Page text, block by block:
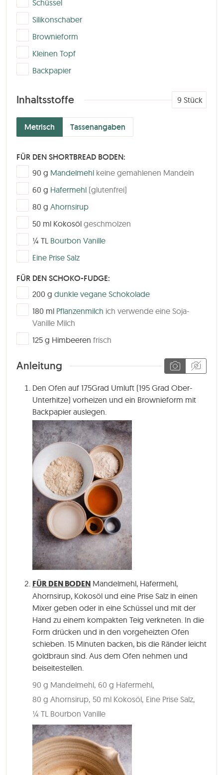
Schüssel
▢
Silikonschaber
▢
Brownieform
▢
Kleinen Topf
▢
Backpapier
Inhaltsstoffe
Metrisch Tassenangaben
9 Stück
FÜR DEN SHORTBREAD BODEN:
▢
90 g Mandelmehl keine gemahlenen Mandeln
▢
60 g Hafermehl (glutenfrei)
▢
80 g Ahornsirup
▢
50 ml Kokosöl geschmolzen
▢
¼ TL Bourbon Vanille
▢
Eine Prise Salz
FÜR DEN SCHOKO-FUDGE:
▢
200 g dunkle vegane Schokolade
▢
180 ml Pflanzenmilch ich verwende eine Soja-
Vanille Milch
▢
125 g Himbeeren frisch
Anleitung
Den Ofen auf 175Grad Umluft (195 Grad Ober-
Unterhitze) vorheizen und ein Brownieform mit
Backpapier auslegen.
FÜR DEN BODEN Mandelmehl, Hafermehl,
Ahornsirup, Kokosöl und eine Prise Salz in einen
Mixer geben oder in eine Schüssel und mit der
Hand zu einem kompakten Teig verkneten. In die
Form drücken und in den vorgeheizten Ofen
schieben. 15 Minuten backen, bis die Ränder leicht
goldbraun sind. Aus dem Ofen nehmen und
beiseitestellen.
90 g Mandelmehl, 60 g Hafermehl,
80 g Ahornsirup, 50 ml Kokosöl, Eine Prise Salz,
¼ TL Bourbon Vanille